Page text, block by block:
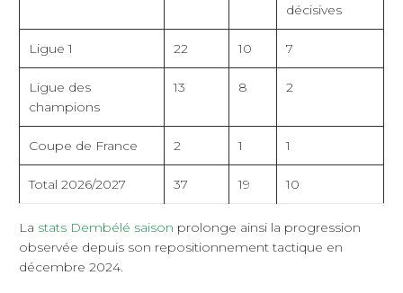
décisives
Ligue 1 22 10 7
Ligue des
champions
13 8 2
Coupe de France 2 1 1
Total 2026/2027 37 19 10
La stats Dembélé saison prolonge ainsi la progression
observée depuis son repositionnement tactique en
décembre 2024.